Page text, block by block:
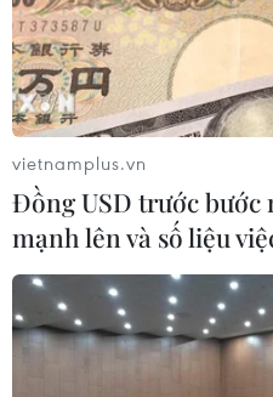
Thổ Nhĩ Kỳ sẽ
khí của Nga"
vietnamplus.vn
Đồng USD trước bước
mạnh lên và số liệu